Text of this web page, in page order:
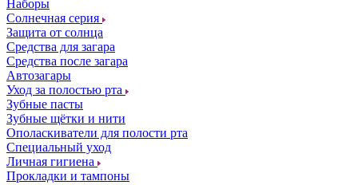
Наборы
Солнечная серия
Защита от солнца
Средства для загара
Средства после загара
Автозагары
Уход за полостью рта
Зубные пасты
Зубные щётки и нити
Ополаскиватели для полости рта
Специальный уход
Личная гигиена
Прокладки и тампоны